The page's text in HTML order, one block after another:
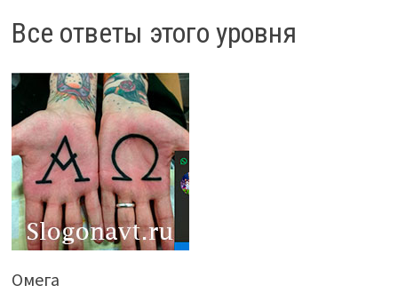
Все ответы этого уровня
Омега